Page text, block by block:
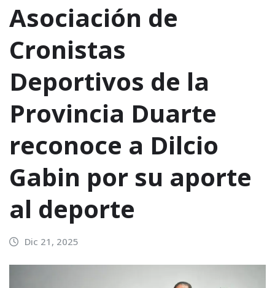
Asociación de
Cronistas
Deportivos de la
Provincia Duarte
reconoce a Dilcio
Gabin por su aporte
al deporte
Dic 21, 2025